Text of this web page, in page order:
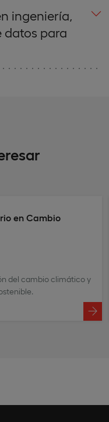
ingeniería,
datos para
en Cambio
del cambio climático y